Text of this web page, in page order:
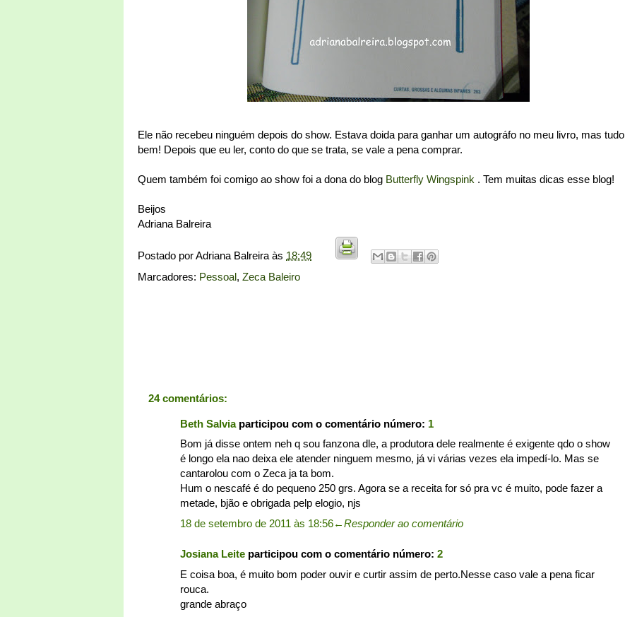
Ele não recebeu ninguém depois do show. Estava doida para ganhar um autográfo no meu livro, mas tudo
bem! Depois que eu ler, conto do que se trata, se vale a pena comprar.
Quem também foi comigo ao show foi a dona do blog Butterfly Wingspink . Tem muitas dicas esse blog!
Beijos
Adriana Balreira
Postado porAdriana Balreira às 18:49
Marcadores: Pessoal, Zeca Baleiro
24 comentários:
Beth Salviaparticipou com o comentário número: 1
Bom já disse ontem neh q sou fanzona dle, a produtora dele realmente é exigente qdo o show
é longo ela nao deixa ele atender ninguem mesmo, já vi várias vezes ela impedí-lo. Mas se
cantarolou com o Zeca ja ta bom.
Hum o nescafé é do pequeno 250 grs. Agora se a receita for só pra vc é muito, pode fazer a
metade, bjão e obrigada pelp elogio, njs
18 de setembro de 2011 às 18:56←Responder ao comentário
Josiana Leite participou com o comentário número: 2
E coisa boa, é muito bom poder ouvir e curtir assim de perto.Nesse caso vale a pena ficar
rouca.
grande abraço